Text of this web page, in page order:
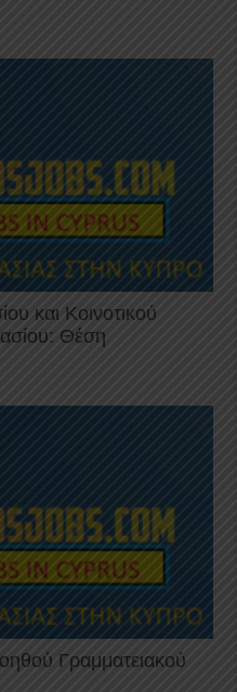
και Κοινοτικού
Θέση
Γραμματειακού